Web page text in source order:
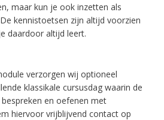
maar kun je ook inzetten als
kennistoetsen zijn altijd voorzien
daardoor altijd leert.
verzorgen wij optioneel
klassikale cursusdag waarin de
en oefenen met
hiervoor vrijblijvend contact op